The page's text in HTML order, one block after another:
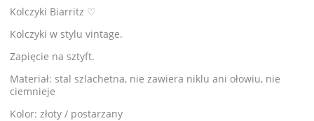
Kolczyki Biarritz ♡
Kolczyki w stylu vintage.
Zapięcie na sztyft.
Materiał: stal szlachetna, nie zawiera niklu ani ołowiu, nie
ciemnieje
Kolor: złoty / postarzany